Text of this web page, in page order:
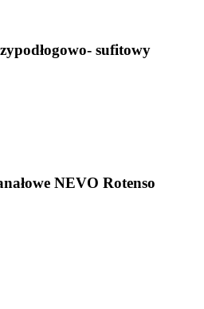
sufitowy
NEVO Rotenso